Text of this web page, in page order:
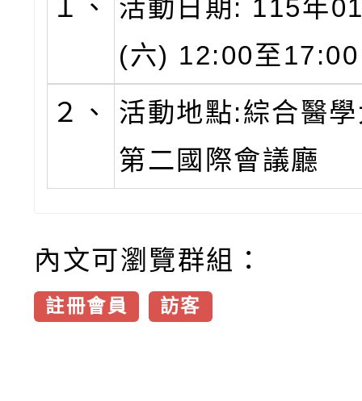
１、
活動日期: 115年
(六) 12:00至
２、
活動地點:綜合醫
第二國際會議廳
內文可瀏覽群組：
註冊會員 訪客